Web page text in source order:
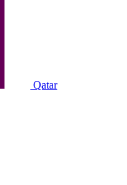
Qatar